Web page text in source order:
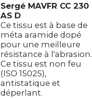
Sergé MAVFR CC 230
AS D
Ce tissu est à base de
méta aramide dopé
pour une meilleure
résistance à l'abrasion.
Ce tissu est non feu
(ISO 15025),
antistatique et
déperlant.